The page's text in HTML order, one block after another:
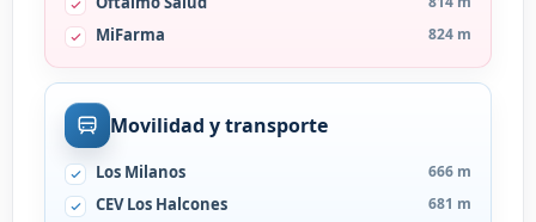
MiFarma 824 m
Movilidad y transporte
Los Milanos 666 m
CEV Los Halcones 681 m